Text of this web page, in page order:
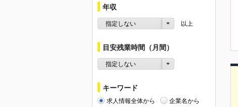
年収
指定しない 以上
目安残業時間（月間）
指定しない
キーワード
求人情報全体から 企業名から